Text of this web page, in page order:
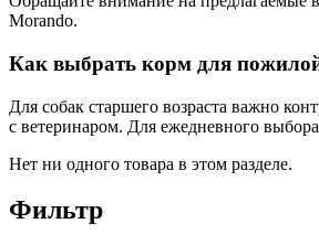
Morando.
Как выбрать корм для
Для собак старшего возраста важно
с ветеринаром. Для ежедневного
Нет ни одного товара в этом разделе.
Фильтр